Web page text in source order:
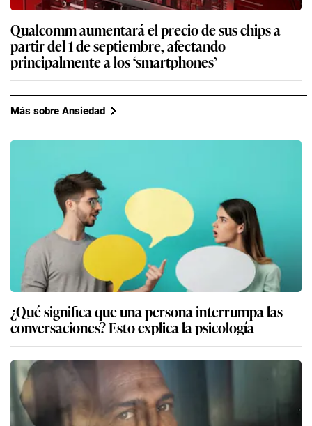
Qualcomm aumentará el precio de sus chips a
partir del 1 de septiembre, afectando
principalmente a los ‘smartphones’
Más sobre Ansiedad
¿Qué significa que una persona interrumpa las
conversaciones? Esto explica la psicología